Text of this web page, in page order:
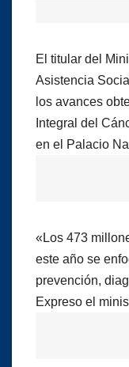
El titular del
Asistencia
los avances
Integral del
en el Palacio
«Los 473
este año se
prevención,
Expreso el